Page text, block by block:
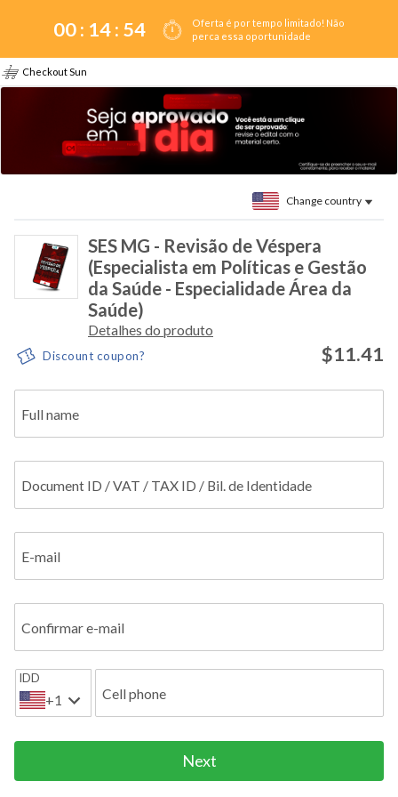
00 : 14: 54
Oferta é por tempo limitado! Não
perca essa oportunidade
Checkout Sun
Change country
SES MG - Revisão de Véspera
(Especialista em Políticas e Gestão
da Saúde - Especialidade Área da
Saúde)
Detalhes do produto
Discount coupon? $11.41
Full name
Document ID / VAT / TAX ID / Bil. de Identidade
E-mail
Confirmar e-mail
IDD
+1 Cell phone
Next